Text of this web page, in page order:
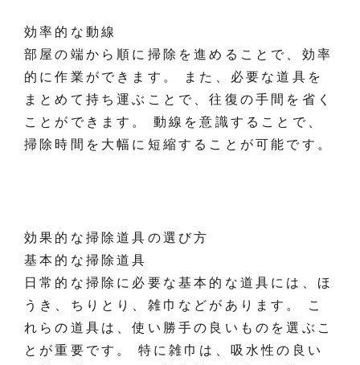
効率的な動線
部屋の端から順に掃除を進めることで、効率
的に作業ができます。 また、必要な道具を
まとめて持ち運ぶことで、往復の手間を省く
ことができます。 動線を意識することで、
掃除時間を大幅に短縮することが可能です。
効果的な掃除道具の選び方
基本的な掃除道具
日常的な掃除に必要な基本的な道具には、ほ
うき、ちりとり、雑巾などがあります。 こ
れらの道具は、使い勝手の良いものを選ぶこ
とが重要です。 特に雑巾は、吸水性の良い